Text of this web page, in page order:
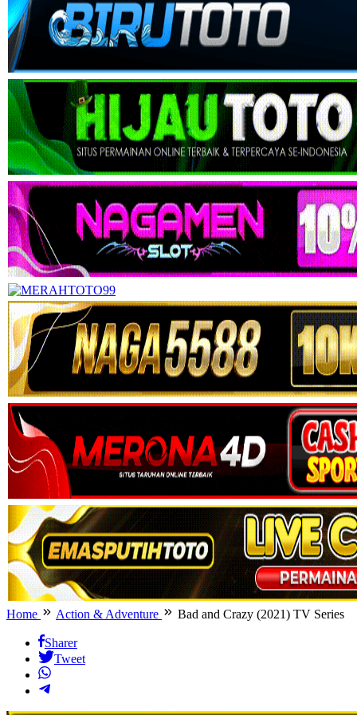
Home Action & Adventure Bad and Crazy (2021) TV Series
Sharer
Tweet